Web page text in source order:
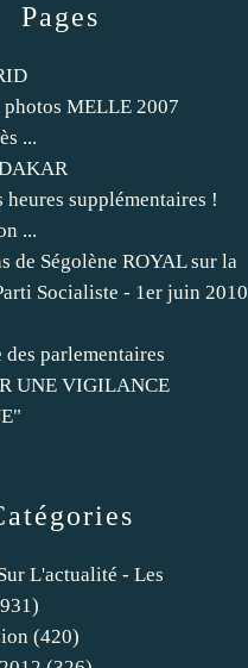
L'actualité - Les
(420)
Pages
MELLE 2007
...
heures supplémentaires !
...
de Ségolène ROYAL sur la
Socialiste - 1er juin 2010
parlementaires
UNE VIGILANCE